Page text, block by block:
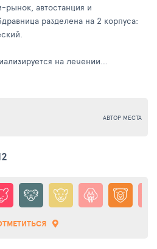
автостанция и
разделена на 2 корпуса:
на лечении
моче-половой системы.
с целебными свойствами
уникальной воды (обогащенной
и специальными грязями - все
традиционной китайской
массажи, прижигания и прочее.
АВТОР МЕСТА